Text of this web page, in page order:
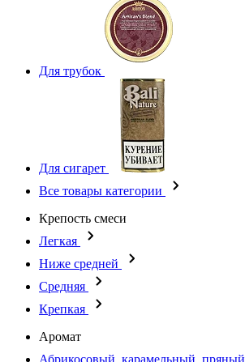
Для трубок
Для сигарет
Все товары категории
Крепость смеси
Легкая
Ниже средней
Средняя
Крепкая
Аромат
Абрикосовый, карамельный, пряный